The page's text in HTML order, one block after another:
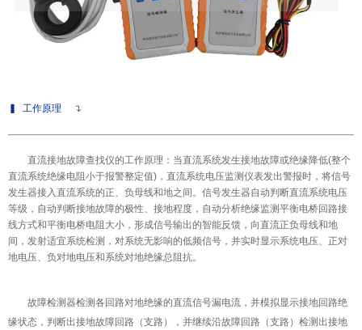
▍ 工作原理 ↴
直流接地故障查找仪的工作原理 ：当直流系统发生接地故障或绝缘降低(整个
直流系统绝缘电阻小于报警整定值)，直流系统电压监测仪表发出警报时，将信号
发生器接入直流系统的正、负母线和地之间。信号发生器自动判断直流系统电压
等级，自动判断接地故障的极性、接地程度，自动分析绝缘监测平衡电桥回路接
线方式和平衡电桥电阻大小，形成信号输出的智能反馈，向直流正负母线和地
间，发射适宜系统检测，对系统无影响的低频信号，并实时显示系统电压、正对
地电压、负对地电压和系统对地绝缘总阻抗。
故障检测器检测各回路对地绝缘的直流信号漏电流，并模拟显示接地回路绝
缘状态，判断出接地故障回路（支路），并继续沿故障回路（支路）检测出接地